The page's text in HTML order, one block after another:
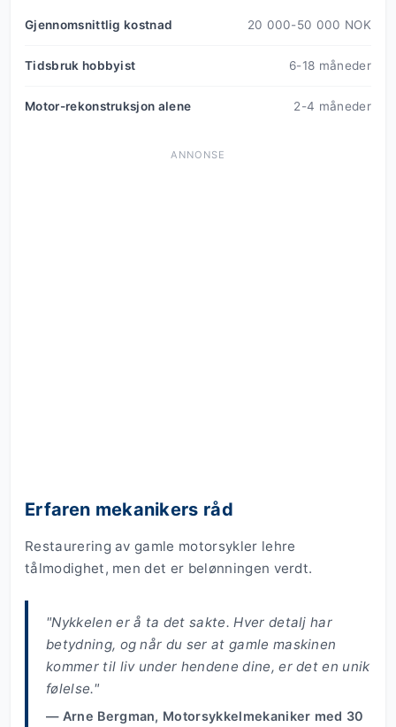
Gjennomsnittlig kostnad 20 000-50 000 NOK
Tidsbruk hobbyist 6-18 måneder
Motor-rekonstruksjon alene 2-4 måneder
ANNONSE
Erfaren mekanikers råd
Restaurering av gamle motorsykler lehre
tålmodighet, men det er belønningen verdt.
"Nykkelen er å ta det sakte. Hver detalj har
betydning, og når du ser at gamle maskinen
kommer til liv under hendene dine, er det en unik
følelse."
— Arne Bergman, Motorsykkelmekaniker med 30